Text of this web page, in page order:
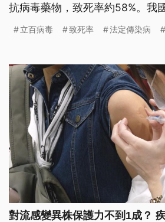
抗病毒藥物，致死率約58%。我
署則是預告，將立百病毒列為與
行地區應避免食用未煮熟的椰棗
立百病毒 致死率 法定傳染病
對流感變異株保護力不到1成？